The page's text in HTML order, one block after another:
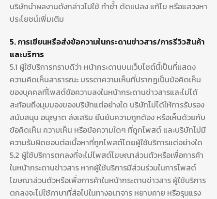
บริษัทนำผลงานดังกล่าวไปใช้ ทำซ้ำ ดัดแปลง แก้ไข หรือแสวงหา
ประโยชน์เพิ่มเติม
5. การเขียนหรือส่งข้อความในกระดานข่าวสาร/การรีวิวสินค้า
และบริการ
5.1 ผู้ใช้บริการทราบดีว่า หน้ากระดานบนเว็บไซต์นี้เป็นที่แสดง
ความคิดเห็นสาธารณะ บรรดาความเห็นที่ปรากฏเป็นข้อคิดเห็น
ของบุคคลที่โพสต์ข้อความลงในหน้ากระดานข่าวสารและไม่ได้
สะท้อนถึงมุมมองของบริษัทแต่อย่างใด บริษัทไม่ได้ให้การรับรอง
สนับสนุน อนุญาต ส่งเสริม ยืนยันความถูกต้อง หรือเห็นด้วยกับ
ข้อคิดเห็น ความเห็น หรือข้อความใดๆ ที่ถูกโพสต์ และบริษัทไม่มี
ความรับผิดชอบต่อเนื้อหาที่ถูกโพสต์โดยผู้ใช้บริการแต่อย่างใด
5.2 ผู้ใช้บริการตกลงที่จะไม่โพสต์โฆษณาส่วนตัวหรือเพื่อการค้า
ในหน้ากระดานข่าวสาร หากผู้ใช้บริการมีส่วนร่วมในการโพสต์
โฆษณาส่วนตัวหรือเพื่อการค้าในหน้ากระดานข่าวสาร ผู้ใช้บริการ
ตกลงจะไม่ใช้ภาษาที่ส่อไปในทางอนาจาร หยาบคาย หรือรุนแรง